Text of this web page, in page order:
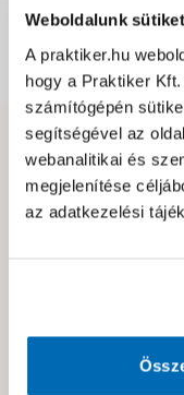
Weboldalunk
A praktiker.hu
hogy a Praktiker
számítógépén
segítségével az
webanalitikai és
megjelenítése
az adatkezelési
Hibát találtál